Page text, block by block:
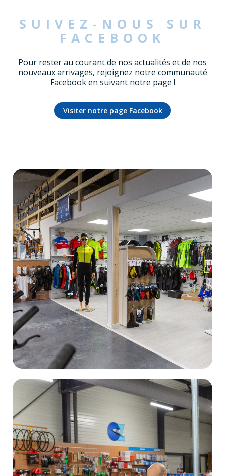
SUIVEZ-NOUS SUR
FACEBOOK
Pour rester au courant de nos actualités et de nos
nouveaux arrivages, rejoignez notre communauté
Facebook en suivant notre page !
Visiter notre page Facebook